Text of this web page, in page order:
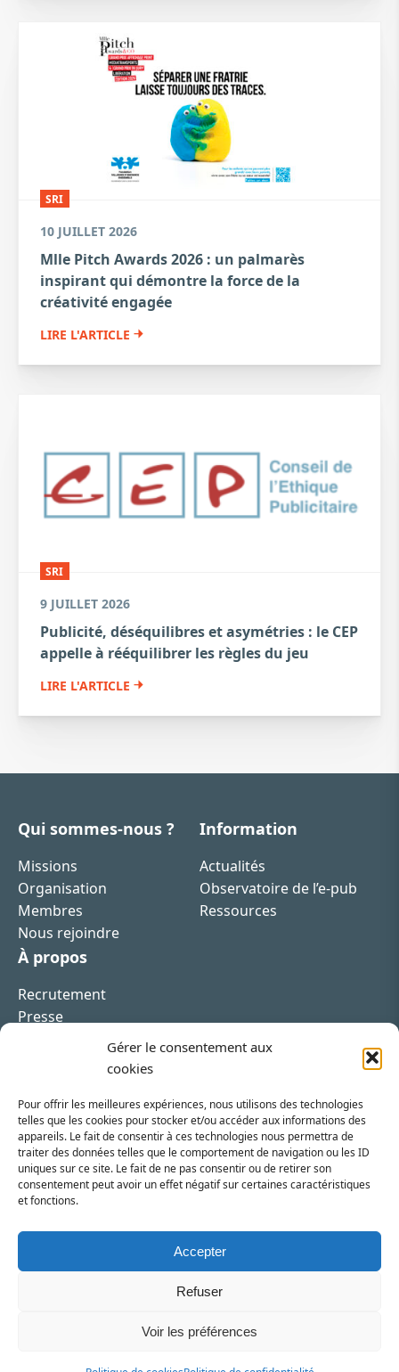
Gérer le consentement aux
cookies
Pour offrir les meilleures expériences, nous utilisons des technologies
telles que les cookies pour stocker et/ou accéder aux informations des
appareils. Le fait de consentir à ces technologies nous permettra de
traiter des données telles que le comportement de navigation ou les ID
uniques sur ce site. Le fait de ne pas consentir ou de retirer son
consentement peut avoir un effet négatif sur certaines caractéristiques
et fonctions.
Accepter
Refuser
Voir les préférences
SRI
10 JUILLET 2026
Mlle Pitch Awards 2026 : un palmarès
inspirant qui démontre la force de la
créativité engagée
LIRE L'ARTICLE
SRI
9 JUILLET 2026
Publicité, déséquilibres et asymétries : le CEP
appelle à rééquilibrer les règles du jeu
LIRE L'ARTICLE
Qui sommes-nous ?
Missions
Organisation
Membres
Nous rejoindre
Information
Actualités
Observatoire de l’e-pub
Ressources
À propos
Recrutement
Presse
Inscrivez-vous à la newsletter
Vous recevrez régulièrement les dernières actualités
du SRI.